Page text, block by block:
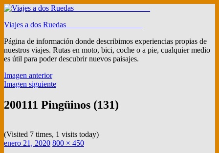
Ir
contenido
Viajes a dos Ruedas ___________________
Página de información donde describimos experiencias propias de
nuestros viajes. Rutas en moto, bici, coche o a pie, cualquier medio
es útil para poder descubrir nuevos paisajes.
Imagen anterior
Imagen siguiente
200111 Pingüinos (131)
(Visited 7 times, 1 visits today)
Publicado
enero 21, 2020 Tamaño
800 × 450